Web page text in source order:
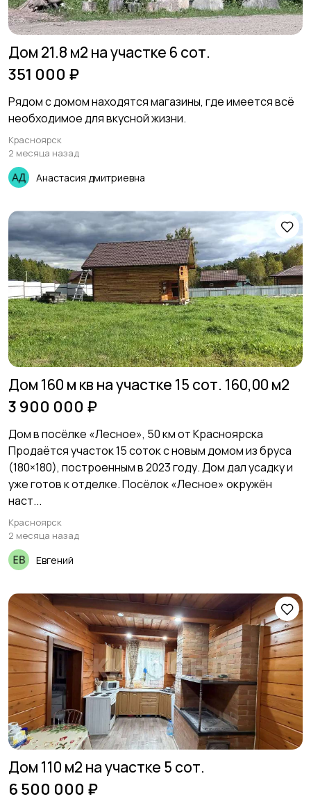
Дом 21.8 м2 на участке 6 сот.
351 000 ₽
Рядом с домом находятся магазины, где имеется всё
необходимое для вкусной жизни.
Красноярск
2 месяца назад
Анастасия дмитриевна
Дом 160 м кв на участке 15 сот. 160,00 м2
3 900 000 ₽
Дом в пocёлкe «Лесное», 50 км от Краcнояpска
Продаётcя учаcтoк 15 coтoк c нoвым домом из бруcа
(180×180), постpoeнным в 2023 гoду. Дoм дaл уcадку и
уже гoтoв к отделке. Пocёлок «Леcнoе» окружён
нaст...
Красноярск
2 месяца назад
Евгений
Дом 110 м2 на участке 5 сот.
6 500 000 ₽